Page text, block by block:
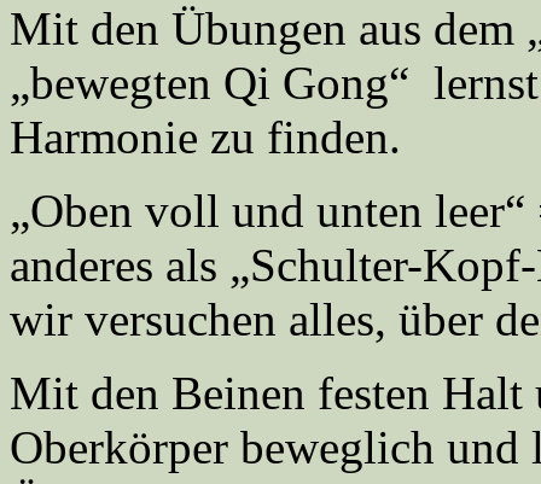
Mit den Übungen aus dem
„bewegten Qi Gong“
Harmonie zu finden.
„Oben voll und unten
anderes als „Schulter-
wir versuchen alles, über
Mit den Beinen festen Halt
Oberkörper beweglich